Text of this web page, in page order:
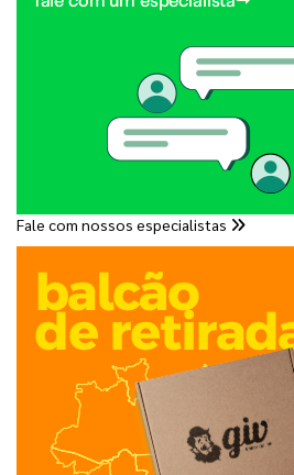
Fale com nossos especialistas